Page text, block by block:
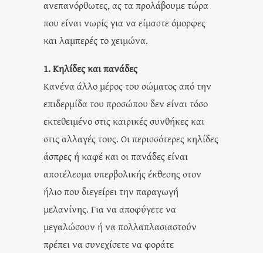
ανεπανόρθωτες, ας τα προλάβουμε τώρα
που είναι νωρίς για να είμαστε όμορφες
και λαμπερές το χειμώνα.
1. Κηλίδες και πανάδες
Κανένα άλλο μέρος του σώματος από την
επιδερμίδα του προσώπου δεν είναι τόσο
εκτεθειμένο στις καιρικές συνθήκες και
στις αλλαγές τους. Οι περισσότερες κηλίδες
άσπρες ή καφέ και οι πανάδες είναι
αποτέλεσμα υπερβολικής έκθεσης στον
ήλιο που διεγείρει την παραγωγή
μελανίνης. Για να αποφύγετε να
μεγαλώσουν ή να πολλαπλασιαστούν
πρέπει να συνεχίσετε να φοράτε